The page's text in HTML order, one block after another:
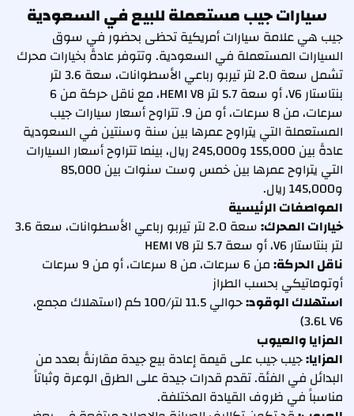
سيارات جيب مستعملة للبيع في السعودية
جيب هي علامة سيارات أمريكية تحظى بحضور في سوق
السيارات المستعملة في السعودية. وتتوفر عادةً بخيارات محرك
تشمل سعة 2.0 لتر تيربو رباعي الأسطوانات، سعة 3.6 لتر
بنتاستار V6، أو سعة 5.7 لتر HEMI V8، مع ناقل حركة من 6
سرعات، من 8 سرعات، أو من 9. تتراوح أسعار سيارات جيب
المستعملة التي يتراوح عمرها بين سنة وسنتين في السعودية
عادةً بين 155,000 و245,000 ريال، بينما تتراوح أسعار السيارات
التي يتراوح عمرها بين خمس وست سنوات بين 85,000
و145,000 ريال.
المواصفات الرئيسية
خيارات المحرك:
سعة 2.0 لتر تيربو رباعي الأسطوانات، سعة 3.6
لتر بنتاستار V6، أو سعة 5.7 لتر HEMI V8
ناقل الحركة:
من 6 سرعات، من 8 سرعات، أو من 9 سرعات
أوتوماتيكي بحسب الطراز
استهلاك الوقود:
حوالي 11.5 لتر/100 كم (استهلاك مجمع،
3.6L V6)
المزايا والعيوب
المزايا:جيب جيب على قيمة إعادة بيع جيدة مقارنةً بعدد من
البدائل في الفئة. تقدم قدرات جيدة على الطرق الوعرة وثباتاً
مناسباً في ظروف القيادة المختلفة.